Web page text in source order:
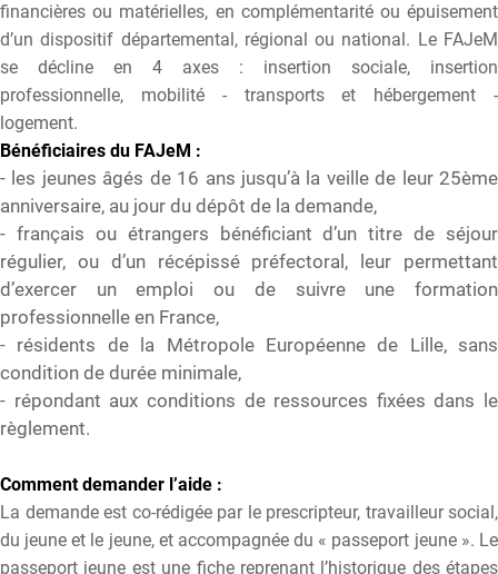
financières ou matérielles, en complémentarité ou épuisement
d’un dispositif départemental, régional ou national. Le FAJeM
se décline en 4 axes : insertion sociale, insertion
professionnelle, mobilité - transports et hébergement -
logement.
Bénéficiaires du FAJeM :
- les jeunes âgés de 16 ans jusqu’à la veille de leur 25ème
anniversaire, au jour du dépôt de la demande,
- français ou étrangers bénéficiant d’un titre de séjour
régulier, ou d’un récépissé préfectoral, leur permettant
d’exercer un emploi ou de suivre une formation
professionnelle en France,
- résidents de la Métropole Européenne de Lille, sans
condition de durée minimale,
- répondant aux conditions de ressources fixées dans le
règlement.
Comment demander l’aide :
La demande est co-rédigée par le prescripteur, travailleur social,
du jeune et le jeune, et accompagnée du « passeport jeune ». Le
passeport jeune est une fiche reprenant l’historique des étapes